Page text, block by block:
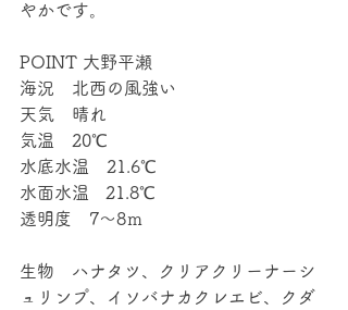
やかです。
POINT 大野平瀬
海況　北西の風強い
天気　晴れ
気温　20℃
水底水温　21.6℃
水面水温   21.8℃
透明度　7～8ｍ
生物　ハナタツ、クリアクリーナーシ
ュリンプ、イソバナカクレエビ、クダ